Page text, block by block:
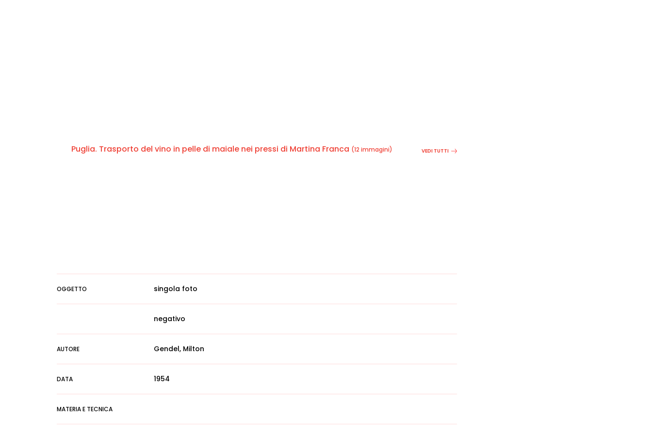
Puglia. Trasporto del vino in pelle di maiale nei pressi di Martina Franca (12 immagini) VEDI TUTTI
OGGETTO singola foto
negativo
AUTORE Gendel, Milton
DATA 1954
MATERIA E TECNICA